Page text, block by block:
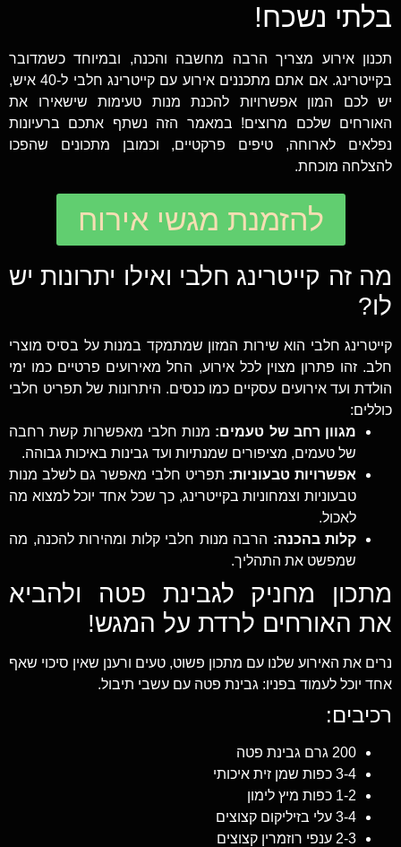
בלתי נשכח!
תכנון אירוע מצריך הרבה מחשבה והכנה, ובמיוחד כשמדובר
בקייטרינג. אם אתם מתכננים אירוע עם קייטרינג חלבי ל-40 איש,
יש לכם המון אפשרויות להכנת מנות טעימות שישאירו את
האורחים שלכם מרוצים! במאמר הזה נשתף אתכם ברעיונות
נפלאים לארוחה, טיפים פרקטיים, וכמובן מתכונים שהפכו
להצלחה מוכחת.
להזמנת מגשי אירוח
מה זה קייטרינג חלבי ואילו יתרונות יש
לו?
קייטרינג חלבי הוא שירות המזון שמתמקד במנות על בסיס מוצרי
חלב. זהו פתרון מצוין לכל אירוע, החל מאירועים פרטיים כמו ימי
הולדת ועד אירועים עסקיים כמו כנסים. היתרונות של תפריט חלבי
כוללים:
מגוון רחב של טעמים: מנות חלבי מאפשרות קשת רחבה
של טעמים, מציפורים שמנתיות ועד גבינות באיכות גבוהה.
אפשרויות טבעוניות: תפריט חלבי מאפשר גם לשלב מנות
טבעוניות וצמחוניות בקייטרינג, כך שכל אחד יוכל למצוא מה
לאכול.
קלות בהכנה: הרבה מנות חלבי קלות ומהירות להכנה, מה
שמפשט את התהליך.
מתכון מחניק לגבינת פטה ולהביא
את האורחים לרדת על המגש!
נרים את האירוע שלנו עם מתכון פשוט, טעים ורענן שאין סיכוי שאף
אחד יוכל לעמוד בפניו: גבינת פטה עם עשבי תיבול.
רכיבים:
200 גרם גבינת פטה
3-4 כפות שמן זית איכותי
1-2 כפות מיץ לימון
3-4 עלי בזיליקום קצוצים
2-3 ענפי רוזמרין קצוצים